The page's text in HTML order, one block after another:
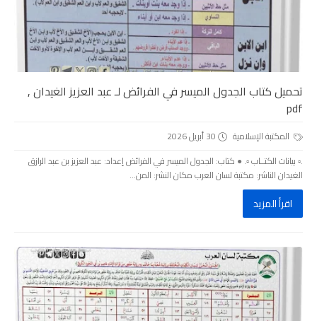
تحميل كتاب الجدول الميسر في الفرائض لـ عبد العزيز الغيدان ,
pdf
المكتبة الإسلامية
30 أبريل 2026
.▫️ بيانات الكتــاب ▫️. ● كتاب: الجدول الميسر في الفرائض إعداد: عبد العزيز بن عبد الرازق
الغيدان الناشر: مكتبة لسان العرب مكان النشر: المن...
اقرأ المزيد